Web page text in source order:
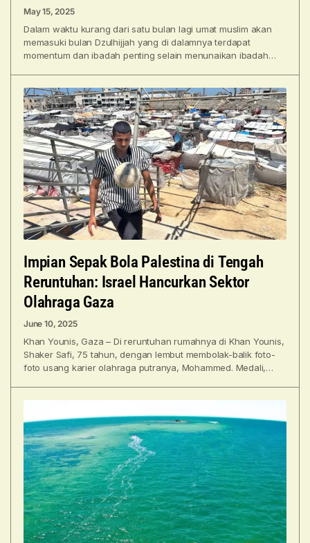
May 15, 2025
Dalam waktu kurang dari satu bulan lagi umat muslim akan
memasuki bulan Dzulhijjah yang di dalamnya terdapat
momentum dan ibadah penting selain menunaikan ibadah
Impian Sepak Bola Palestina di Tengah
Reruntuhan: Israel Hancurkan Sektor
Olahraga Gaza
June 10, 2025
Khan Younis, Gaza – Di reruntuhan rumahnya di Khan Younis,
Shaker Safi, 75 tahun, dengan lembut membolak-balik foto-
foto usang karier olahraga putranya, Mohammed. Medali,